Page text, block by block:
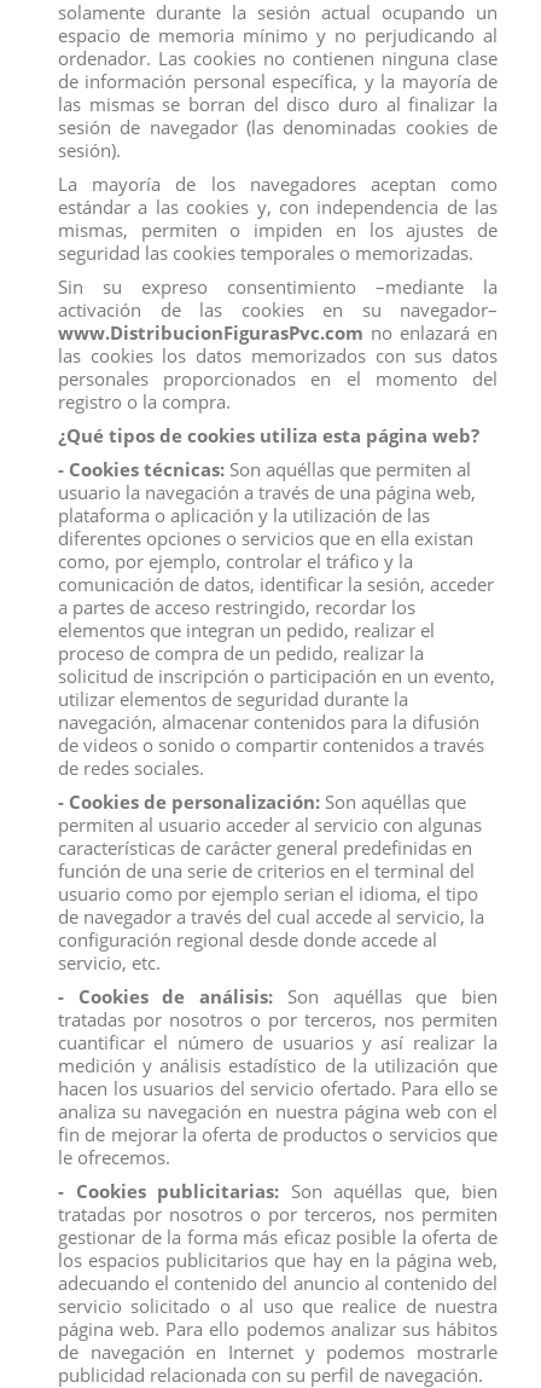
Descripción
Detalles del producto
Reviews(0)
El conjunto fue creado por la popular y respetada marca Mattel
juguete proviene de la serieCave Club.
El juego incluye unhuevo con un cristal
criaturade la serieCave Club
y accesorios.
Gracias algel de limooarenaespecial , undinosaurio, mamut,
perezoso u otro, y los personajes pueden pasar un buen rato, por
ejemplo, imprimiendo sus garras.
Dino Baby Crystalses un gran kit para comenzar o expandir tu
colección.
el juego incluye:
no se pueden seleccionar figuras
dimensiones del paquete: 18,2 x 13,5 x 9 cm
un conjunto destinadoa niños a partir de 4 años
Todos los productos de nuestrocatálogo obtienen el certificado
exigido por la U.E.
Compraahora y recíbelo en 24/48 horas en su establecimiento.
Recuerde que disponemos de unchatdonde le atendemos
personalmente, pregúntenos sus dudas.
solamente durante la sesión actual ocupando un
espacio de memoria mínimo y no perjudicando al
ordenador. Las cookies no contienen ninguna clase
de información personal específica, y la mayoría de
las mismas se borran del disco duro al finalizar la
sesión de navegador (las denominadas cookies de
sesión).
La mayoría de los navegadores aceptan como
estándar a las cookies y, con independencia de las
mismas, permiten o impiden en los ajustes de
seguridad las cookies temporales o memorizadas.
Sin su expreso consentimiento –mediante la
activación de las cookies en su navegador–
www.DistribucionFigurasPvc.com no enlazará en
las cookies los datos memorizados con sus datos
personales proporcionados en el momento del
registro o la compra.
¿Qué tipos de cookies utiliza esta página web?
- Cookies técnicas: Son aquéllas que permiten al
usuario la navegación a través de una página web,
plataforma o aplicación y la utilización de las
diferentes opciones o servicios que en ella existan
como, por ejemplo, controlar el tráfico y la
comunicación de datos, identificar la sesión, acceder
a partes de acceso restringido, recordar los
elementos que integran un pedido, realizar el
proceso de compra de un pedido, realizar la
solicitud de inscripción o participación en un evento,
utilizar elementos de seguridad durante la
navegación, almacenar contenidos para la difusión
de videos o sonido o compartir contenidos a través
de redes sociales.
- Cookies de personalización: Son aquéllas que
permiten al usuario acceder al servicio con algunas
características de carácter general predefinidas en
función de una serie de criterios en el terminal del
usuario como por ejemplo serian el idioma, el tipo
de navegador a través del cual accede al servicio, la
configuración regional desde donde accede al
servicio, etc.
- Cookies de análisis: Son aquéllas que bien
tratadas por nosotros o por terceros, nos permiten
cuantificar el número de usuarios y así realizar la
medición y análisis estadístico de la utilización que
hacen los usuarios del servicio ofertado. Para ello se
analiza su navegación en nuestra página web con el
fin de mejorar la oferta de productos o servicios que
le ofrecemos.
- Cookies publicitarias: Son aquéllas que, bien
tratadas por nosotros o por terceros, nos permiten
gestionar de la forma más eficaz posible la oferta de
los espacios publicitarios que hay en la página web,
adecuando el contenido del anuncio al contenido del
servicio solicitado o al uso que realice de nuestra
página web. Para ello podemos analizar sus hábitos
de navegación en Internet y podemos mostrarle
publicidad relacionada con su perfil de navegación.